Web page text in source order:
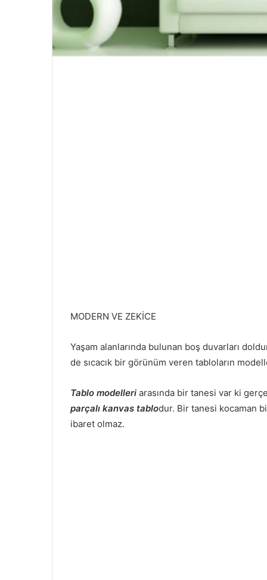
MODERN VE ZEKİCE
Yaşam alanlarında bulunan boş duvarları
de sıcacık bir görünüm veren tabloların
Tablo modelleri arasında bir tanesi var ki
parçalı kanvas tablodur. Bir tanesi kocaman
ibaret olmaz.